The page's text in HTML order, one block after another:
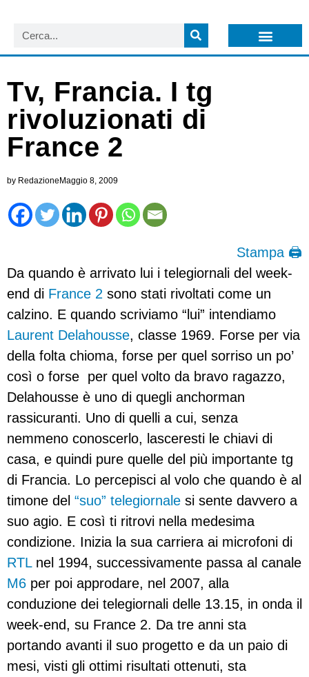
Tv, Francia. I tg
rivoluzionati di
France 2
by Redazione Maggio 8, 2009
Stampa 🖨
Da quando è arrivato lui i telegiornali del week-
end di France 2 sono stati rivoltati come un
calzino. E quando scriviamo “lui” intendiamo
Laurent Delahousse, classe 1969. Forse per via
della folta chioma, forse per quel sorriso un po’
così o forse per quel volto da bravo ragazzo,
Delahousse è uno di quegli anchorman
rassicuranti. Uno di quelli a cui, senza
nemmeno conoscerlo, lasceresti le chiavi di
casa, e quindi pure quelle del più importante tg
di Francia. Lo percepisci al volo che quando è al
timone del “suo” telegiornale si sente davvero a
suo agio. E così ti ritrovi nella medesima
condizione. Inizia la sua carriera ai microfoni di
RTLnel 1994, successivamente passa al canale
M6 per poi approdare, nel 2007, alla
conduzione dei telegiornali delle 13.15, in onda il
week-end, su France 2. Da tre anni sta
portando avanti il suo progetto e da un paio di
mesi, visti gli ottimi risultati ottenuti, sta